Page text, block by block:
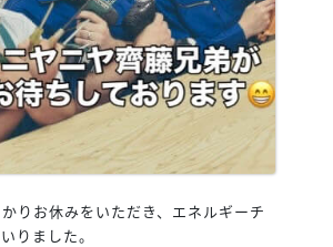
りお休みをいただき、エネルギーチ
りました。